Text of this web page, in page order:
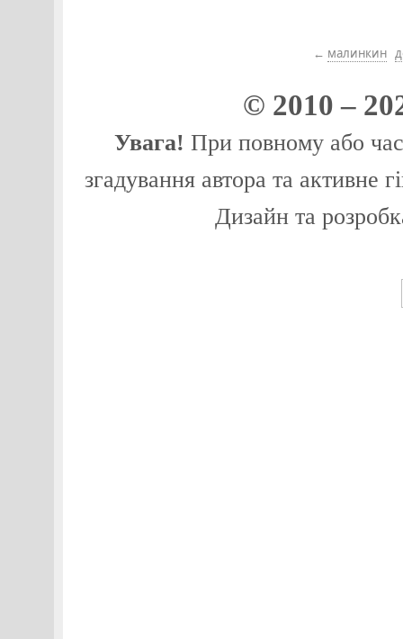
← малинкин
© 2010 –
Увага! При повному або
згадування автора та активне
Дизайн та